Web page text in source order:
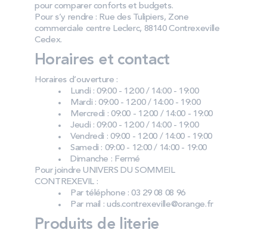
pour comparer conforts et budgets.
Pour s’y rendre : Rue des Tulipiers, Zone
commerciale centre Leclerc, 88140 Contrexeville
Cedex.
Horaires et contact
Horaires d’ouverture :
Lundi : 09:00 - 12:00 / 14:00 - 19:00
Mardi : 09:00 - 12:00 / 14:00 - 19:00
Mercredi : 09:00 - 12:00 / 14:00 - 19:00
Jeudi : 09:00 - 12:00 / 14:00 - 19:00
Vendredi : 09:00 - 12:00 / 14:00 - 19:00
Samedi : 09:00 - 12:00 / 14:00 - 19:00
Dimanche : Fermé
Pour joindre UNIVERS DU SOMMEIL
CONTREXEVIL :
Par téléphone : 03 29 08 08 96
Par mail : uds.contrexeville@orange.fr
Produits de literie